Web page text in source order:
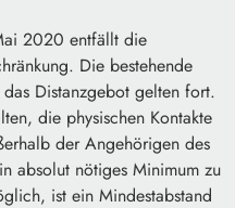
2020 entfällt die
Die bestehende
Distanzgebot gelten fort.
die physischen Kontakte
der Angehörigen des
absolut nötiges Minimum zu
ist ein Mindestabstand